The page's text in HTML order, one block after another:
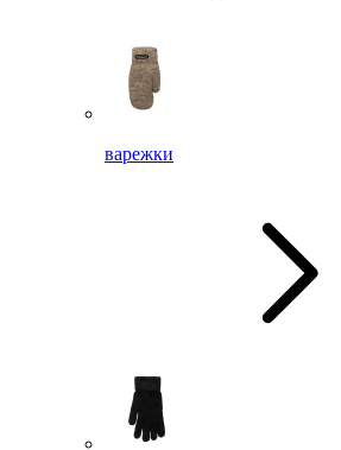
варежки